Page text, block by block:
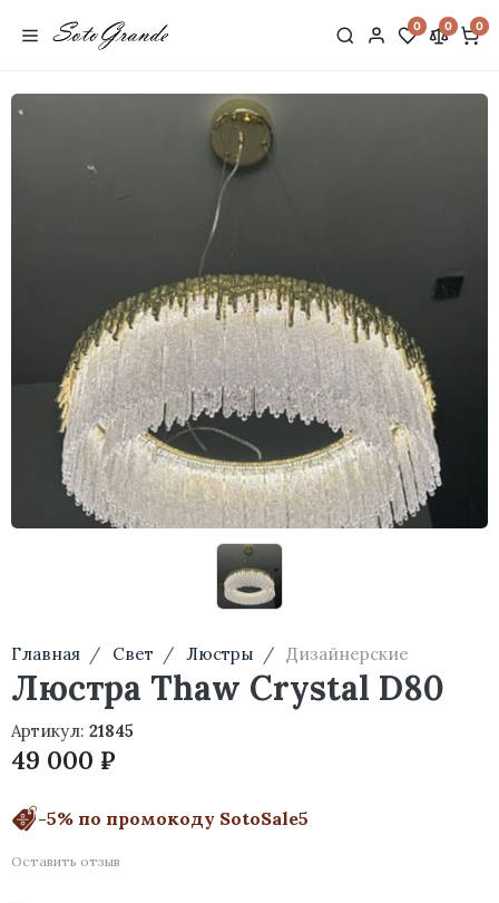
0 0 0
Главная Свет Люстры Дизайнерские
Люстра Thaw Crystal D80
Артикул: 21845
49 000 ₽
-5% по промокоду SotoSale5
Оставить отзыв